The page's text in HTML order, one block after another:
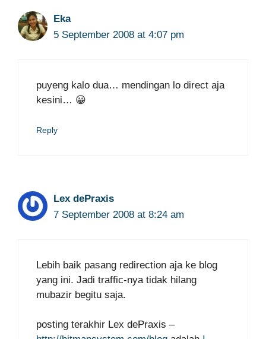
Eka
5 September 2008 at 4:07 pm
puyeng kalo dua… mendingan lo direct aja
kesini… 😀
Reply
Lex dePraxis
7 September 2008 at 8:24 am
Lebih baik pasang redirection aja ke blog
yang ini. Jadi traffic-nya tidak hilang
mubazir begitu saja.
posting terakhir Lex dePraxis –